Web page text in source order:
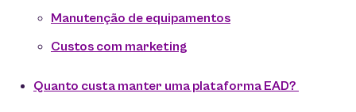
Manutenção de equipamentos
Custos com marketing
Quanto custa manter uma plataforma EAD?